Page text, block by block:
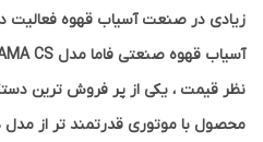
زیادی در صنعت آسیاب قهوه فعالیت
نظر قیمت ، یکی از پر فروش ترین